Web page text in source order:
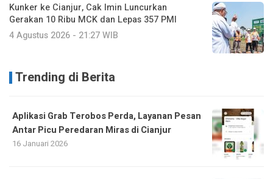
Kunker ke Cianjur, Cak Imin Luncurkan
Gerakan 10 Ribu MCK dan Lepas 357 PMI
4 Agustus 2026 - 21:27 WIB
Trending di Berita
Aplikasi Grab Terobos Perda, Layanan Pesan
Antar Picu Peredaran Miras di Cianjur
16 Januari 2026